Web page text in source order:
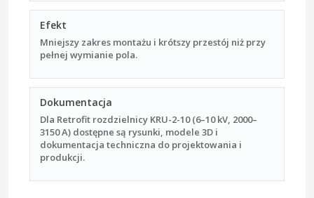
Efekt
Mniejszy zakres montażu i krótszy przestój niż przy
pełnej wymianie pola.
Dokumentacja
Dla Retrofit rozdzielnicy KRU-2-10 (6–10 kV, 2000–
3150 A) dostępne są rysunki, modele 3D i
dokumentacja techniczna do projektowania i
produkcji.